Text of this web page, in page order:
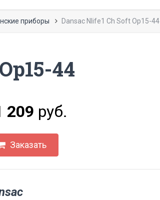
приборы Dansac Nlife1 Ch Soft Op15-44
44
209 руб.
Заказать